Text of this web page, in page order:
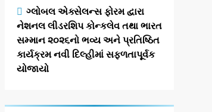
વડોદરામાં તેના
બીજા ફ્લેગશિપ
Read More
ગ્લોબલ એક્સેલન્સ ફોરમ દ્વારા
નેશનલ લીડરશિપ કોન્કલેવ તથા ભારત
સમ્માન ૨૦૨૬નો ભવ્ય અને પ્રતિષ્ઠિત
કાર્યક્રમ નવી દિલ્હીમાં સફળતાપૂર્વક
યોજાયો